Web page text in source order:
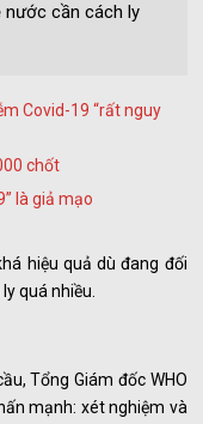
cần cách ly
Covid-19 “rất nguy
chốt
là giả mạo
hiệu quả dù đang đối
quá nhiều.
Tổng Giám đốc WHO
mạnh: xét nghiệm và